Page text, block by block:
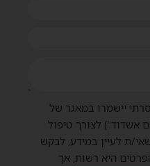
יישמרו במאגר של
אשדוד") לצורך טיפול
ת לעיין במידע, לבקש
היא רשות, אך